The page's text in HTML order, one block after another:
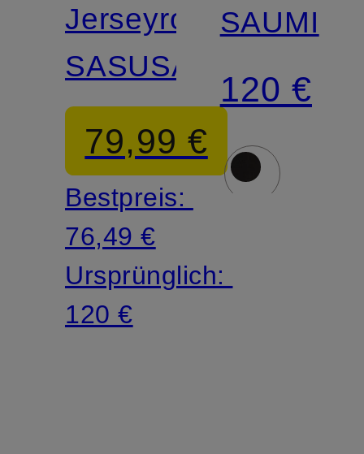
Jerseyrock
SASUSANNA
79,99 €
Bestpreis:
76,49 €
Ursprünglich:
120 €
SAUMI
120 €